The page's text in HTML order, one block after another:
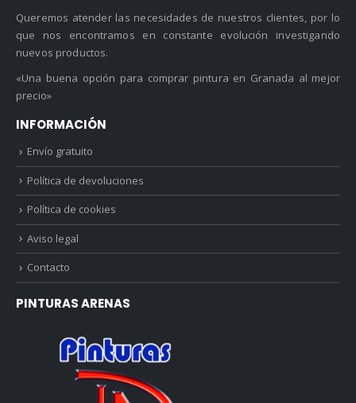
Queremos atender las necesidades de nuestros clientes, por lo
que nos encontramos en constante evolución investigando
nuevos productos.
«Una buena opción para comprar pintura en Granada al mejor
precio»
INFORMACIÓN
Envío gratuito
Política de devoluciones
Política de cookies
Aviso legal
Contacto
PINTURAS ARENAS